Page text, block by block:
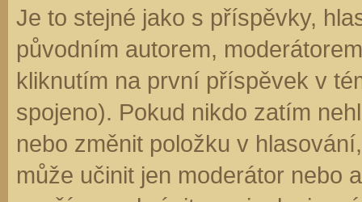
Je to stejné jako s příspěvky,
původním autorem,
kliknutím na první příspěvek v
spojeno). Pokud nikdo zatím
nebo změnit položku v
může učinit jen moderátor nebo